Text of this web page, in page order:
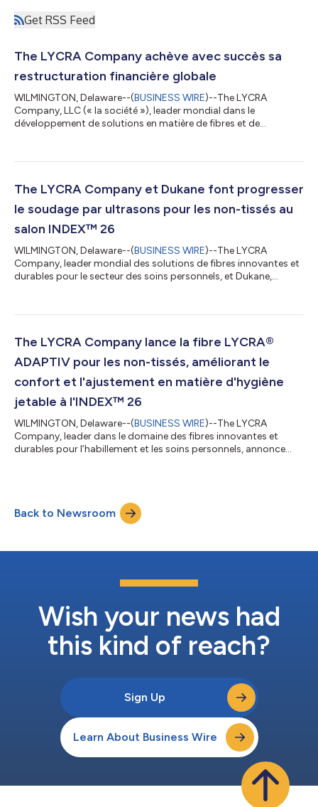
Get RSS Feed
The LYCRA Company achève avec succès sa
restructuration financière globale
WILMINGTON, Delaware--(BUSINESS WIRE)--The LYCRA
Company, LLC (« la société »), leader mondial dans le
développement de solutions en matière de fibres et de
financière globale et sortira de la protection du chapitre 11 le 20
capital durable qui lui permettra de poursuivre sa stratégie de
croissance grâce à des investi...
The LYCRA Company et Dukane font progresser
le soudage par ultrasons pour les non-tissés au
salon INDEX™ 26
WILMINGTON, Delaware--(BUSINESS WIRE)--The LYCRA
Company, leader mondial des solutions de fibres innovantes et
durables pour le secteur des soins personnels, et Dukane,
dernières avancées co-développées en matière de soudage par
Suisse, du 19 au 22 mai. Depuis 2014, les deux entreprises
collaborent au développement de soluti...
The LYCRA Company lance la fibre LYCRA®
ADAPTIV pour les non-tissés, améliorant le
confort et l'ajustement en matière d'hygiène
jetable à l'INDEX™ 26
WILMINGTON, Delaware--(BUSINESS WIRE)--The LYCRA
Company, leader dans le domaine des fibres innovantes et
durables pour l’habillement et les soins personnels, annonce
reconnue par les plus grandes marques mondiales de
vêtements, inaugure désormais une nouvelle ère de confort,
d'ajustement et de performance pour le...
Back to Newsroom
Wish your news had
this kind of reach?
Sign Up
Learn About Business Wire